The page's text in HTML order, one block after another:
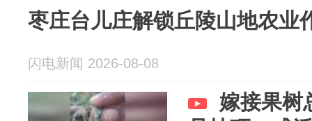
枣庄台儿庄解锁丘陵山地农业
闪电新闻 2026-08-08
嫁接果树